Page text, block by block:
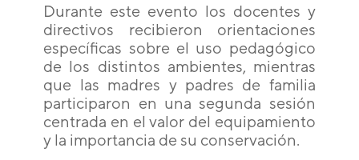
Durante este evento los docentes y
directivos recibieron orientaciones
específicas sobre el uso pedagógico
de los distintos ambientes, mientras
que las madres y padres de familia
participaron en una segunda sesión
centrada en el valor del equipamiento
y la importancia de su conservación.